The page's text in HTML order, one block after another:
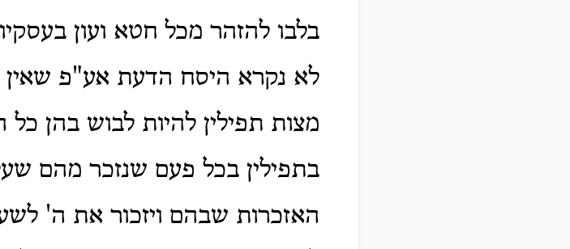
בלבו להזהר מכל חטא ועון
לא נקרא היסח הדעת אע"פ שאין
מצות תפילין להיות לבוש בהן
בתפילין בכל פעם שנזכר מהם
האזכרות שבהם ויזכור את ה'